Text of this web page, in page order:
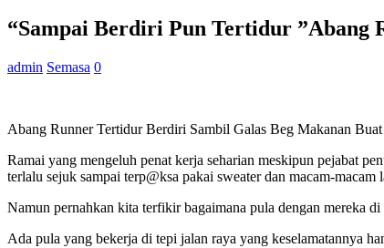
“Sampai Berdiri Pun Tertidur ”Abang
admin Semasa 0
Abang Runner Tertidur Berdiri Sambil Galas Beg Makanan
Ramai yang mengeluh penat kerja seharian meskipun pejabat
terlalu sejuk sampai terp@ksa pakai sweater dan macam-macam
Namun pernahkan kita terfikir bagaimana pula dengan mereka
Ada pula yang bekerja di tepi jalan raya yang keselamatannya